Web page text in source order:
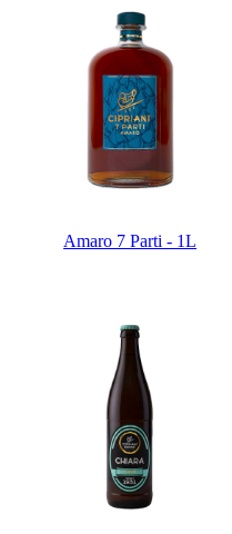
Amaro 7 Parti - 1L